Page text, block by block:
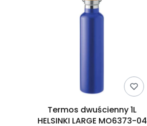
Termos dwuścienny 1L
HELSINKI LARGE MO6373-04